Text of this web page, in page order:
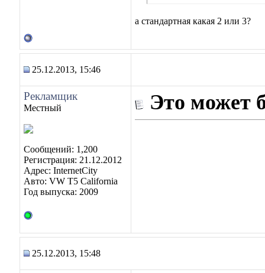
а стандартная какая 2 или 3?
25.12.2013, 15:46
Рекламщик
Местный
Сообщений: 1,200
Регистрация: 21.12.2012
Адрес: InternetCity
Авто: VW T5 California
Год выпуска: 2009
Это может
25.12.2013, 15:48